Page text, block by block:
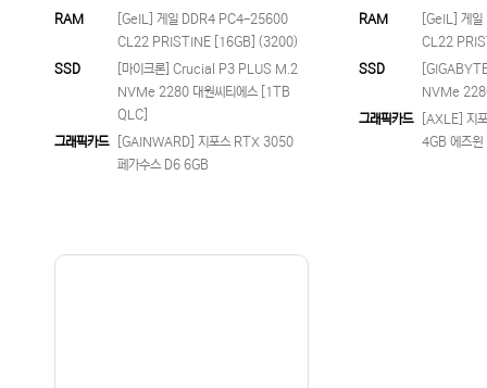
RAM
[GeIL] 게일 DDR4 PC4-25600
CL22 PRISTINE [16GB] (3200)
SSD
[마이크론] Crucial P3 PLUS M.2
NVMe 2280 대원씨티에스 [1TB
QLC]
그래픽카드
[GAINWARD] 지포스 RTX 3050
페가수스 D6 6GB
RAM
[GeIL] 게
CL22
SSD
NVMe
그래픽카드
[AXLE] 지
4GB 에즈윈